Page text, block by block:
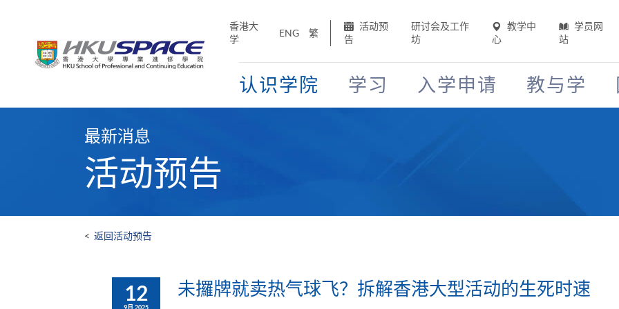
香港大
学
ENG 繁
活动预
告
研讨会及工作
坊
教学中
心
学员网
站
认识学院 学习 入学申请 教与学
最新消息
活动预告
< 返回活动预告
12 未攞牌就卖热气球飞？拆解香港大型活动的生死时速